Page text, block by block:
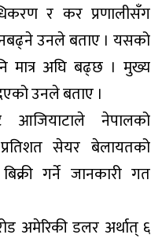
र कर प्रणालीसँग
उनले बताए । यसको
मात्र अघि बढ्छ । मुख्य
उनले बताए ।
आजियाटाले नेपालको
सेयर बेलायतको
गर्ने जानकारी गत
डलर अर्थात् ६